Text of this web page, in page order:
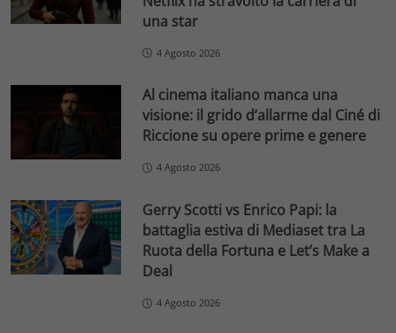
una star
4 Agosto 2026
Al cinema italiano manca una
visione: il grido d’allarme dal Ciné di
Riccione su opere prime e genere
4 Agosto 2026
Gerry Scotti vs Enrico Papi: la
battaglia estiva di Mediaset tra La
Ruota della Fortuna e Let’s Make a
Deal
4 Agosto 2026